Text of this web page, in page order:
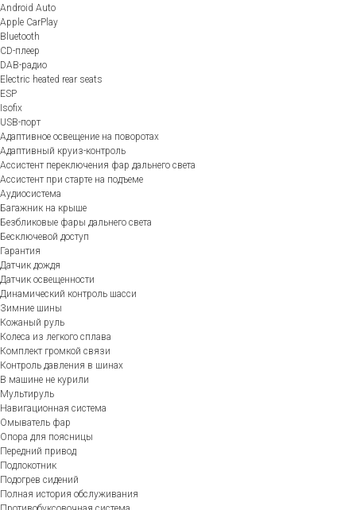
Android Auto
Apple CarPlay
Bluetooth
CD-плеер
DAB-радио
Electric heated rear seats
ESP
Isofix
USB-порт
Адаптивное освещение на поворотах
Адаптивный круиз-контроль
Ассистент переключения фар дальнего света
Ассистент при старте на подъеме
Аудиосистема
Багажник на крыше
Безбликовые фары дальнего света
Бесключевой доступ
Гарантия
Датчик дождя
Датчик освещенности
Динамический контроль шасси
Зимние шины
Кожаный руль
Колеса из легкого сплава
Комплект громкой связи
Контроль давления в шинах
В машине не курили
Мультируль
Навигационная система
Омыватель фар
Опора для поясницы
Передний привод
Подлокотник
Подогрев сидений
Полная история обслуживания